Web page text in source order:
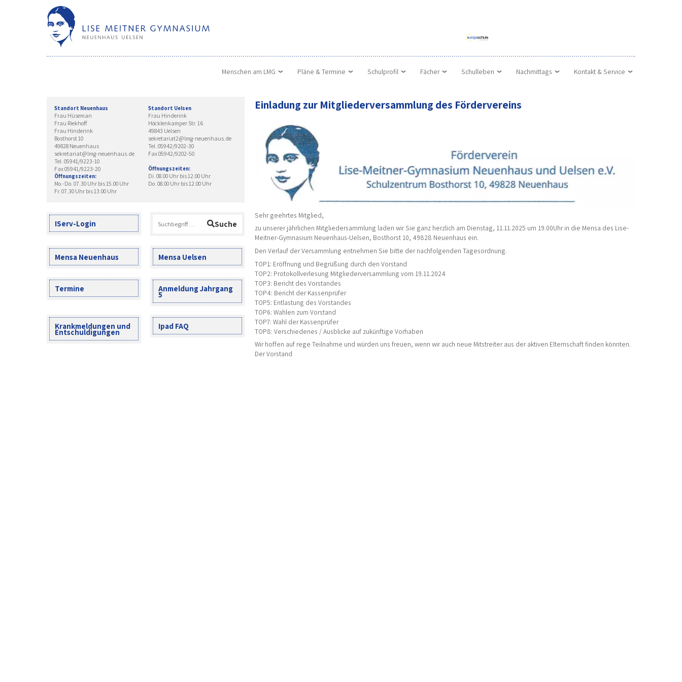
Menschen am LMG Pläne & Termine Schulprofil Fächer Schulleben Nachmittags Kontakt & Service
Einladung zur Mitgliederversammlung des Fördervereins
Sehr geehrtes Mitglied,
zu unserer jährlichen Mitgliedersammlung laden wir Sie ganz herzlich am Dienstag, 11.11.2025 um 19.00Uhr in die Mensa des Lise-
Meitner-Gymnasium Neuenhaus-Uelsen, Bosthorst 10, 49828 Neuenhaus ein.
Den Verlauf der Versammlung entnehmen Sie bitte der nachfolgenden Tagesordnung.
TOP1: Eröffnung und Begrüßung durch den Vorstand
TOP2: Protokollverlesung Mitgliederversammlung vom 19.11.2024
TOP3: Bericht des Vorstandes
TOP4: Bericht der Kassenprüfer
TOP5: Entlastung des Vorstandes
TOP6: Wahlen zum Vorstand
TOP7: Wahl der Kassenprüfer
TOP8: Verschiedenes / Ausblicke auf zukünftige Vorhaben
Wir hoffen auf rege Teilnahme und würden uns freuen, wenn wir auch neue Mitstreiter aus der aktiven Elternschaft finden könnten.
Der Vorstand
Standort Neuenhaus
Frau Hüseman
Frau Riekhoff
Frau Hinderink
Bosthorst 10
49828 Neuenhaus
sekretariat@lmg-neuenhaus.de
Tel. 05941/9223-10
Fax 05941/9223-20
Öffnungszeiten:
Mo.-Do. 07.30 Uhr bis 15.00 Uhr
Fr. 07.30 Uhr bis 13.00 Uhr
Standort Uelsen
Frau Hinderink
Höcklenkamper Str. 16
49843 Uelsen
sekretariat2@lmg-neuenhaus.de
Tel. 05942/9202-30
Fax 05942/9202-50
Öffnungszeiten:
Di. 08.00 Uhr bis 12.00 Uhr
Do. 08.00 Uhr bis 12.00 Uhr
IServ-Login
nach:
Suche
Mensa Neuenhaus Mensa Uelsen
Termine Anmeldung Jahrgang
5
Krankmeldungen und
Entschuldigungen
Ipad FAQ